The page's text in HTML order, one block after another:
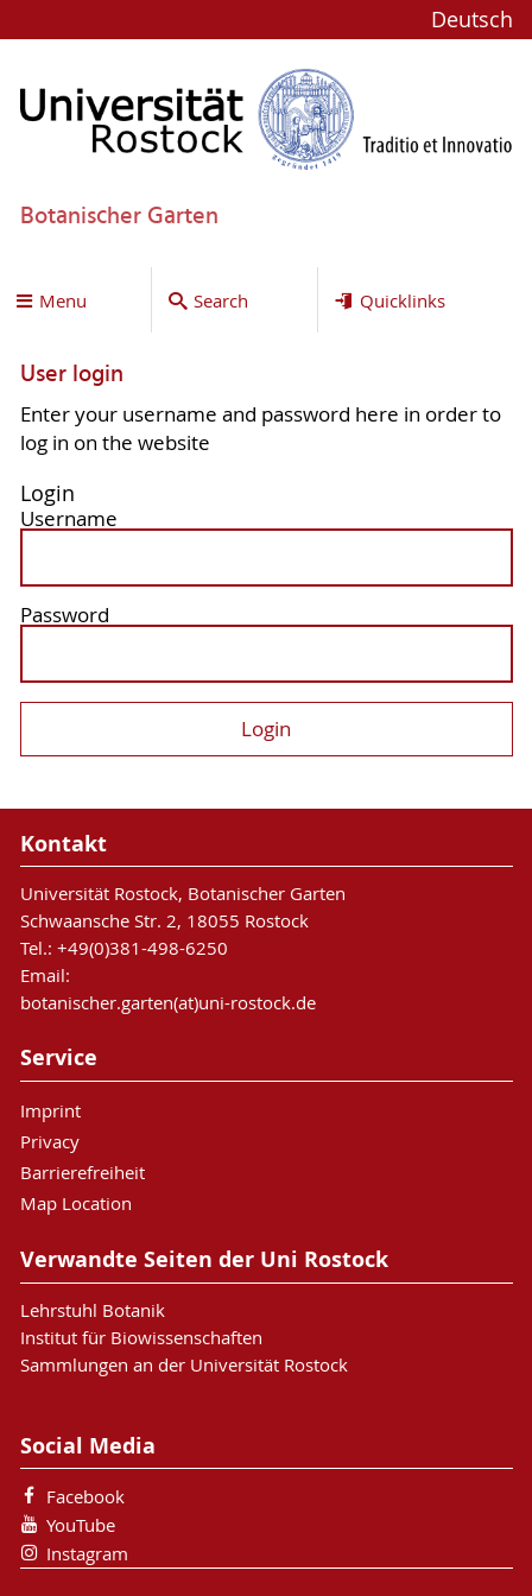
Deutsch
Botanischer Garten
Menu Search Quicklinks
User login
Enter your username and password here in order to
log in on the website
Login
Username
Password
Kontakt
Universität Rostock, Botanischer Garten
Schwaansche Str. 2, 18055 Rostock
Tel.: +49(0)381-498-6250
Email:
botanischer.garten(at)uni-rostock.de
Service
Imprint
Privacy
Barrierefreiheit
Map Location
Verwandte Seiten der Uni Rostock
Lehrstuhl Botanik
Institut für Biowissenschaften
Sammlungen an der Universität Rostock
Social Media
Facebook
YouTube
Instagram